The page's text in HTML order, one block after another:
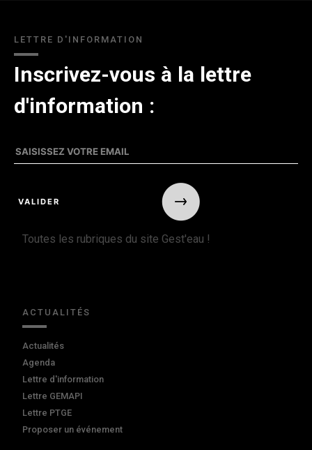
LETTRE D'INFORMATION
Inscrivez-vous à la lettre
d'information :
Toutes les rubriques du site Gest'eau !
ACTUALITÉS
Actualités
Agenda
Lettre d'information
Lettre GEMAPI
Lettre PTGE
Proposer un événement